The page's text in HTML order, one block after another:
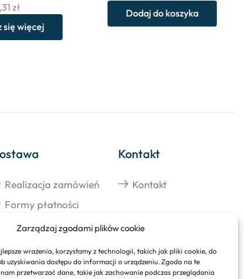
Zarządzaj zgodami plików cookie
wrażenia, korzystamy z technologii, takich jak pliki cookie, do
uzyskiwania dostępu do informacji o urządzeniu. Zgoda na te
przetwarzać dane, takie jak zachowanie podczas przeglądania
zł
się więcej
Dodaj do koszyka
Realizacja zamówień
Formy płatności
Kontakt
Kontakt